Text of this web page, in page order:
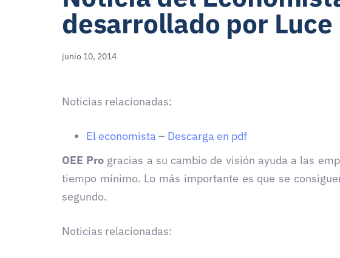
desarrollado por Luce
junio 10, 2014
Noticias relacionadas:
El economista – Descarga en pdf
OEE Pro gracias a su cambio de visión ayuda a las
tiempo mínimo. Lo más importante es que se
segundo.
Noticias relacionadas: